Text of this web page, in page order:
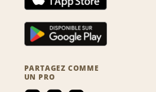
PARTAGEZ COMME
UN PRO